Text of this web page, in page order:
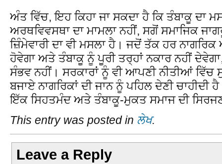
ਅੰਤ ਵਿੱਚ, ਇਹ ਕਿਹਾ ਜਾ ਸਕਦਾ ਹੈ ਕਿ ਤੰਬਾਕੂ ਦਾ
ਅਰਥਵਿਵਸਥਾ ਦਾ ਮਾਮਲਾ ਨਹੀਂ, ਸਗੋਂ ਸਮਾਜਿਕ
ਜ਼ਿੰਮੇਵਾਰੀ ਦਾ ਵੀ ਮਸਲਾ ਹੈ। ਜਦੋਂ ਤੱਕ ਹਰ
ਹੋਵੇਗਾ ਅਤੇ ਤੰਬਾਕੂ ਨੂੰ ਪੂਰੀ ਤਰ੍ਹਾਂ ਨਕਾਰ ਨਹੀਂ
ਸੰਭਵ ਨਹੀਂ। ਸਰਕਾਰਾਂ ਨੂੰ ਵੀ ਆਪਣੀ ਨੀਤੀਆਂ ਵਿੱਚ
ਬਜਾਏ ਨਾਗਰਿਕਾਂ ਦੀ ਜਾਨ ਨੂੰ ਪਹਿਲ ਦੇਣੀ
ਇੱਕ ਸਿਹਤਮੰਦ ਅਤੇ ਤੰਬਾਕੂ-ਮੁਕਤ ਸਮਾਜ ਦੀ
This entry was posted in ਲੇਖ.
Leave a Reply